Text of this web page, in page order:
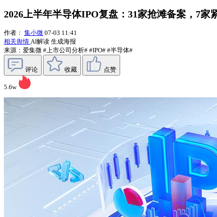
2026上半年半导体IPO复盘：31家抢滩备案，7家
作者： 集小微 07-03 11:41
相关舆情 AI解读 生成海报
来源：爱集微 #上市公司分析# #IPO# #半导体#
评论 收藏 点赞
5.6w